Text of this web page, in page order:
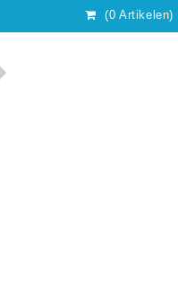
(0 Artikelen)